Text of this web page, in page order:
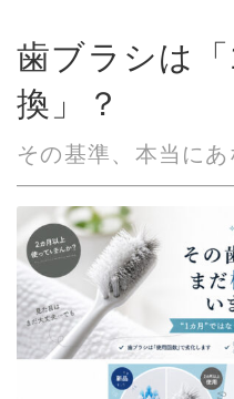
歯ブラシは
換」？
その基準、本当に